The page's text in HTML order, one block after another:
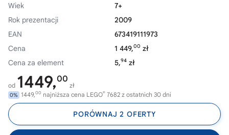
Wiek
7+
Rok prezentacji
2009
EAN
673419111973
Cena
1 449,00 zł
Cena za element
5,94 zł
od 1449,00
zł
0% 1449,00 najniższa cena LEGO® 7682 z ostatnich 30 dni
PORÓWNAJ 2 OFERTY